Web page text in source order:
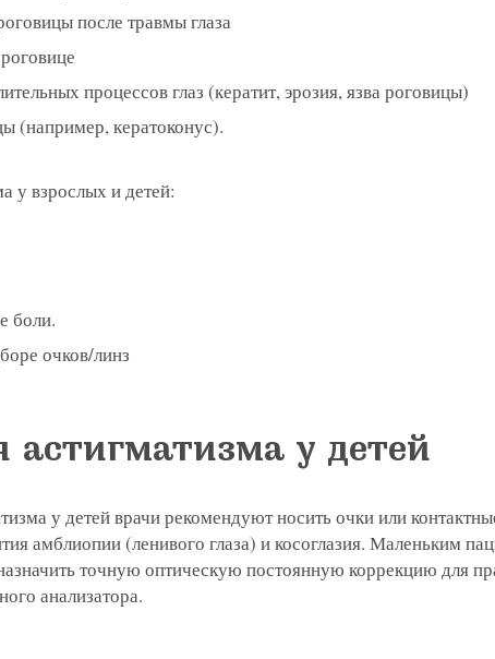
после травмы глаза
процессов глаз (кератит, эрозия, язва роговицы)
(например, кератоконус).
у взрослых и детей:
боли.
очков/линз
астигматизма у детей
у детей врачи рекомендуют носить очки или
амблиопии (ленивого глаза) и косоглазия. Маленьким
точную оптическую постоянную коррекцию для
анализатора.
вы даете согласие на обработкуперсональных
в соответствии с ФЗ от 13.03.2006 №38-ФЗ на
с или
по